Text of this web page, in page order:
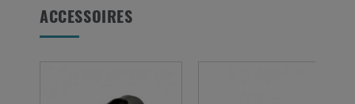
ACCESSOIRES